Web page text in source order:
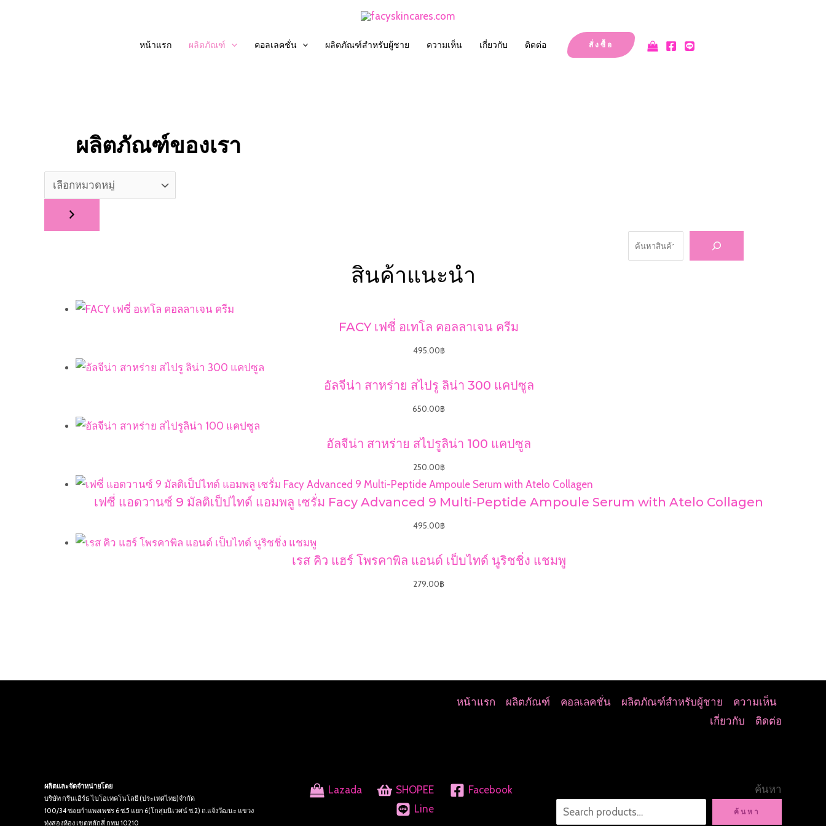
หน้าแรก ผลิตภัณฑ์ คอลเลคชั่น ผลิตภัณฑ์สำหรับผู้ชาย ความเห็น เกี่ยวกับ ติดต่อ สั่งซื้อ
ผลิตภัณฑ์ของเรา
เลือก
หมู่
ค้นหา
สินค้าแนะนำ
FACY เฟซี่ อเทโล คอลลาเจน ครีม
495.00฿
อัลจีน่า สาหร่าย สไปรู ลิน่า 300 แคปซูล
650.00฿
อัลจีน่า สาหร่าย สไปรูลิน่า 100 แคปซูล
250.00฿
เฟซี่ แอดวานซ์ 9 มัลติเป็ปไทด์ แอมพลู เซรั่ม Facy Advanced 9 Multi-Peptide Ampoule Serum with Atelo Collagen
495.00฿
เรส คิว แฮร์ โพรคาพิล แอนด์ เป็บไทด์ นูริชชิ่ง แชมพู
279.00฿
หน้าแรก ผลิตภัณฑ์ คอลเลคชั่น ผลิตภัณฑ์สำหรับผู้ชาย
ความเห็น
เกี่ยวกับ
ติดต่อ
ผลิตและจัดจำหน่ายโดย
บริษัท กรีนเอิร์ธ ไบโอเทคโนโลยี (ประเทศไทย)จำกัด
100/34 ซอยกำแพงเพชร 6 ซ.5 แยก 6(โกสุมนิเวศน์ ซ.2) ถ.แจ้งวัฒนะ แขวง
ทุ่งสองห้อง เขตหลักสี่ กทม 10210
Lazada SHOPEE
Facebook
Line
ค้นหา
ค้นหา